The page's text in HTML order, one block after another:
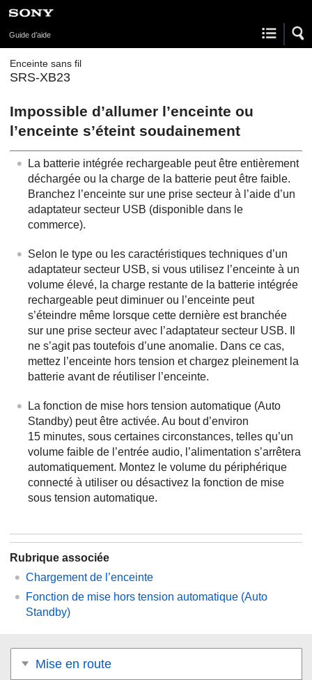
Guide d’aide
Enceinte sans fil
SRS-XB23
Impossible d’allumer l’enceinte ou
l’enceinte s’éteint soudainement
La batterie intégrée rechargeable peut être entièrement
déchargée ou la charge de la batterie peut être faible.
Branchez l’enceinte sur une prise secteur à l’aide d’un
adaptateur secteur USB (disponible dans le
commerce).
Selon le type ou les caractéristiques techniques d’un
adaptateur secteur USB, si vous utilisez l’enceinte à un
volume élevé, la charge restante de la batterie intégrée
rechargeable peut diminuer ou l’enceinte peut
s’éteindre même lorsque cette dernière est branchée
sur une prise secteur avec l’adaptateur secteur USB. Il
ne s’agit pas toutefois d’une anomalie. Dans ce cas,
mettez l’enceinte hors tension et chargez pleinement la
batterie avant de réutiliser l’enceinte.
La fonction de mise hors tension automatique (Auto
Standby) peut être activée. Au bout d’environ
15 minutes, sous certaines circonstances, telles qu’un
volume faible de l’entrée audio, l’alimentation s’arrêtera
automatiquement. Montez le volume du périphérique
connecté à utiliser ou désactivez la fonction de mise
sous tension automatique.
Rubrique associée
Chargement de l’enceinte
Fonction de mise hors tension automatique (Auto
Standby)
Mise en route